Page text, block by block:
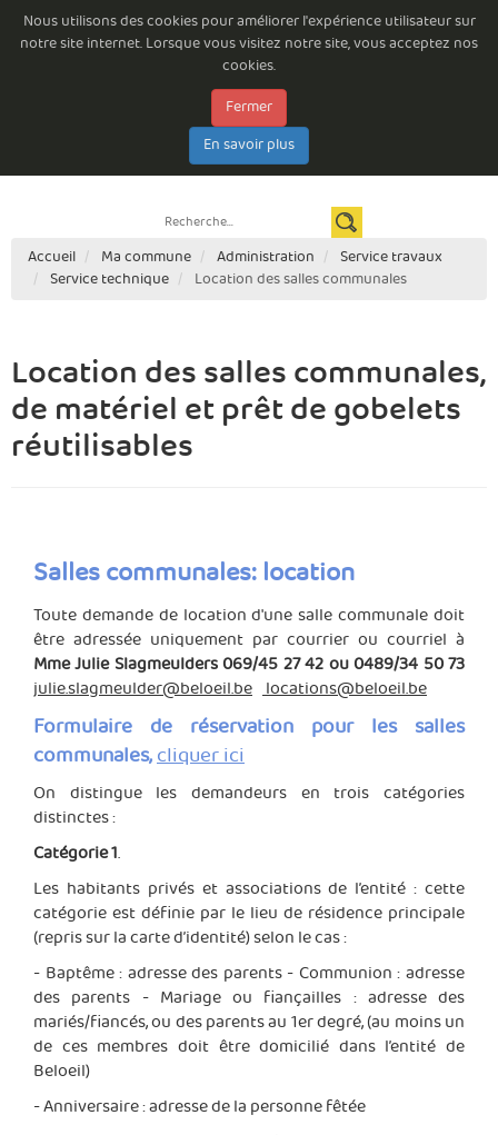
Nous utilisons des cookies pour améliorer l'expérience utilisateur sur
notre site internet. Lorsque vous visitez notre site, vous acceptez nos
cookies.
Fermer
En savoir plus
Emploi à la Commune de Beloeil Consultations permanentes
Les arrêtés du Bourgmestre Documents à télécharger
Espace citoyen
Newsletter
Règlements complémentaires de circulation routière
Accueil Ma commune Administration
Service travaux
Service technique
Location des salles communales
Location des salles communales,
de matériel et prêt de gobelets
réutilisables
Salles communales: location
Toute demande de location d'une salle communale doit
être adressée uniquement par courrier ou courriel à
Mme Julie Slagmeulders 069/45 27 42 ou 0489/34 50 73
julie.slagmeulder@beloeil.be locations@beloeil.be
Formulaire de réservation pour les salles
communales,cliquer ici
On distingue les demandeurs en trois catégories
distinctes :
Catégorie 1.
Les habitants privés et associations de l’entité : cette
catégorie est définie par le lieu de résidence principale
(repris sur la carte d’identité) selon le cas :
- Baptême : adresse des parents - Communion : adresse
des parents - Mariage ou fiançailles : adresse des
mariés/fiancés, ou des parents au 1er degré, (au moins un
de ces membres doit être domicilié dans l’entité de
Beloeil)
- Anniversaire : adresse de la personne fêtée